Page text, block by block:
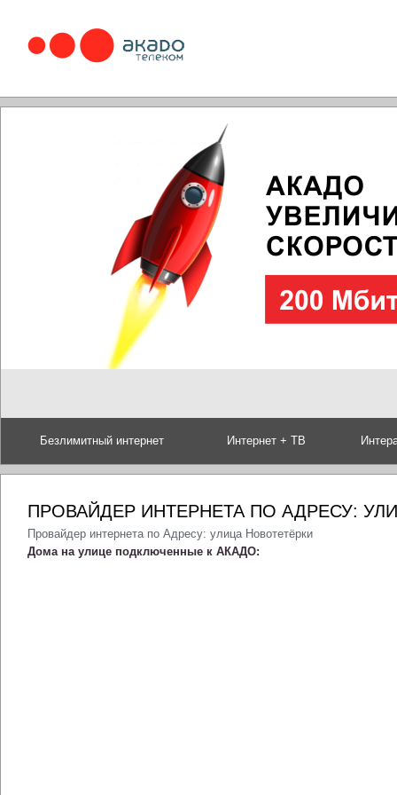
Безлимитный интернет Интернет + ТВ
ПРОВАЙДЕР ИНТЕРНЕТА ПО АДРЕСУ:
Провайдер интернета по Адресу: улица Новотетёрки
Дома на улице подключенные к АКАДО: